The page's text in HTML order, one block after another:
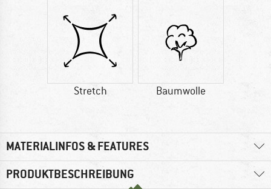
Stretch Baumwolle
MATERIALINFOS & FEATURES
PRODUKTBESCHREIBUNG